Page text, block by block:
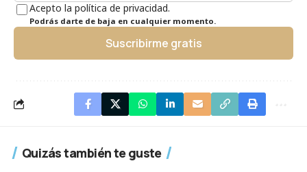
Acepto la política de privacidad.
Podrás darte de baja en cualquier momento.
Suscribirme gratis
Quizás también te guste